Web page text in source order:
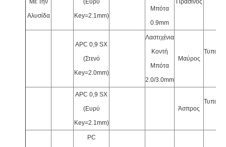
Με Την
Αλυσίδα
(Ευρύ
Key=2.1mm)
Μπότα
0.9mm
Πράσινος
APC 0,9 SX
(Στενό
Key=2.0mm)
Λαστιχένια
Κοντή
Μπότα
2.0/3.0mm
Μαύρος
APC 0,9 SX
(Ευρύ
Key=2.1mm)
Άσπρος
PC